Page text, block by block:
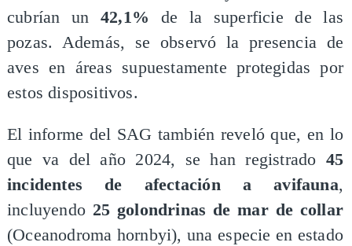
cubrían un42,1% de la superficie de las
pozas. Además, se observó la presencia de
aves en áreas supuestamente protegidas por
estos dispositivos.
El informe del SAG también reveló que, en lo
que va del año 2024, se han registrado 45
incidentes de afectación a avifauna,
incluyendo 25 golondrinas de mar de collar
(Oceanodroma hornbyi), una especie en estado